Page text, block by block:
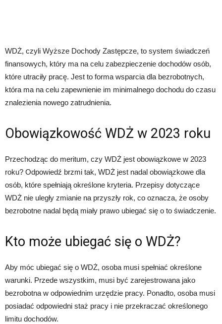
WDŻ, czyli Wyższe Dochody Zastępcze, to system świadczeń
finansowych, który ma na celu zabezpieczenie dochodów osób,
które utraciły pracę. Jest to forma wsparcia dla bezrobotnych,
która ma na celu zapewnienie im minimalnego dochodu do czasu
znalezienia nowego zatrudnienia.
Obowiązkowość WDŻ w 2023 roku
Przechodząc do meritum, czy WDŻ jest obowiązkowe w 2023
roku? Odpowiedź brzmi tak, WDŻ jest nadal obowiązkowe dla
osób, które spełniają określone kryteria. Przepisy dotyczące
WDŻ nie uległy zmianie na przyszły rok, co oznacza, że osoby
bezrobotne nadal będą miały prawo ubiegać się o to świadczenie.
Kto może ubiegać się o WDŻ?
Aby móc ubiegać się o WDŻ, osoba musi spełniać określone
warunki. Przede wszystkim, musi być zarejestrowana jako
bezrobotna w odpowiednim urzędzie pracy. Ponadto, osoba musi
posiadać odpowiedni staż pracy i nie przekraczać określonego
limitu dochodów.